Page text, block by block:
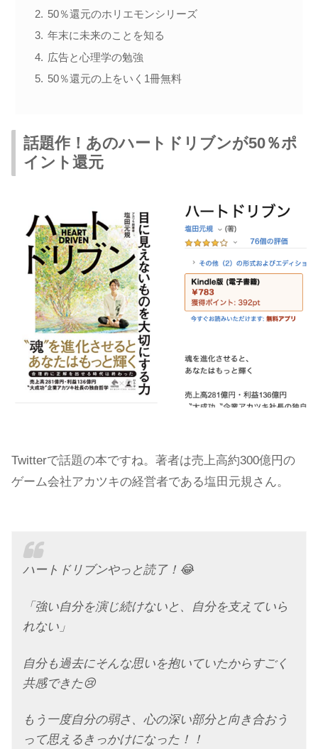
50％還元のホリエモンシリーズ
年末に未来のことを知る
広告と心理学の勉強
50％還元の上をいく1冊無料
話題作！あのハートドリブンが50％ポ
イント還元
Twitterで話題の本ですね。著者は売上高約300億円の
ゲーム会社アカツキの経営者である塩田元規さん。
ハートドリブンやっと読了！😂
「強い自分を演じ続けないと、自分を支えていら
れない」
自分も過去にそんな思いを抱いていたからすごく
共感できた😢
もう一度自分の弱さ、心の深い部分と向き合おう
って思えるきっかけになった！！